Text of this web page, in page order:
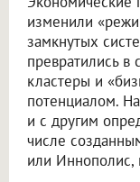
изменили
замкнутых
превратились
кластеры и
потенциалом.
и с другим
числе
или Иннополис,